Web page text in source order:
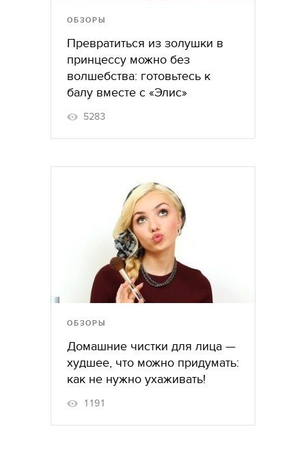
ОБЗОРЫ
Превратиться из золушки в
принцессу можно без
волшебства: готовьтесь к
балу вместе с «Элис»
5283
ОБЗОРЫ
Домашние чистки для лица —
худшее, что можно придумать:
как не нужно ухаживать!
1191